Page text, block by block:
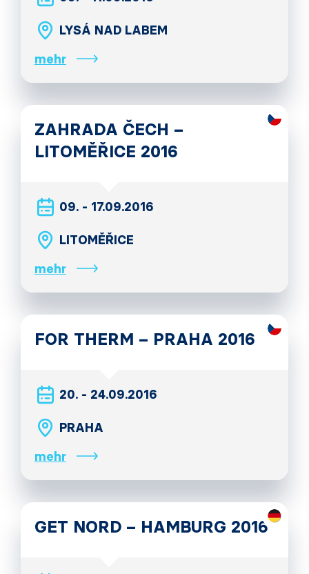
LYSÁ NAD LABEM
mehr
ZAHRADA ČECH –
LITOMĚŘICE 2016
09. - 17.09.2016
LITOMĚŘICE
mehr
FOR THERM – PRAHA 2016
20. - 24.09.2016
PRAHA
mehr
GET NORD – HAMBURG 2016